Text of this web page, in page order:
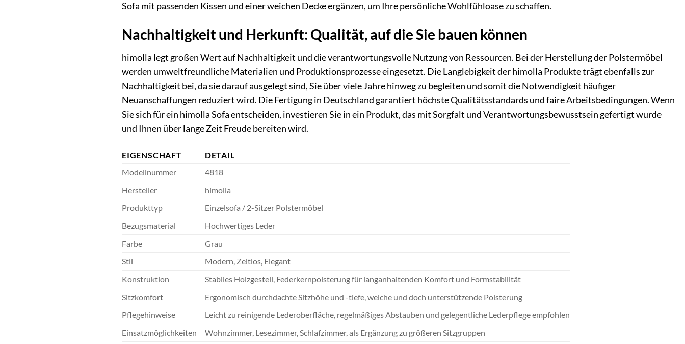
Sofa mit passenden Kissen und einer weichen Decke ergänzen, um Ihre persönliche Wohlfühloase zu schaffen.
Nachhaltigkeit und Herkunft: Qualität, auf die Sie bauen können
himolla legt großen Wert auf Nachhaltigkeit und die verantwortungsvolle Nutzung von Ressourcen. Bei der Herstellung der Polstermöbel
werden umweltfreundliche Materialien und Produktionsprozesse eingesetzt. Die Langlebigkeit der himolla Produkte trägt ebenfalls zur
Nachhaltigkeit bei, da sie darauf ausgelegt sind, Sie über viele Jahre hinweg zu begleiten und somit die Notwendigkeit häufiger
Neuanschaffungen reduziert wird. Die Fertigung in Deutschland garantiert höchste Qualitätsstandards und faire Arbeitsbedingungen. Wenn
Sie sich für ein himolla Sofa entscheiden, investieren Sie in ein Produkt, das mit Sorgfalt und Verantwortungsbewusstsein gefertigt wurde
und Ihnen über lange Zeit Freude bereiten wird.
EIGENSCHAFT
DETAIL
Modellnummer
4818
Hersteller
himolla
Produkttyp
Einzelsofa / 2-Sitzer Polstermöbel
Bezugsmaterial
Hochwertiges Leder
Farbe
Grau
Stil
Modern, Zeitlos, Elegant
Konstruktion
Stabiles Holzgestell, Federkernpolsterung für langanhaltenden Komfort und Formstabilität
Sitzkomfort
Ergonomisch durchdachte Sitzhöhe und -tiefe, weiche und doch unterstützende Polsterung
Pflegehinweise
Leicht zu reinigende Lederoberfläche, regelmäßiges Abstauben und gelegentliche Lederpflege empfohlen
Einsatzmöglichkeiten
Wohnzimmer, Lesezimmer, Schlafzimmer, als Ergänzung zu größeren Sitzgruppen